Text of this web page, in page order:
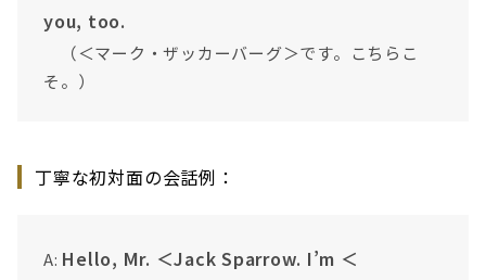
you, too.
（＜マーク・ザッカーバーグ＞です。こちらこ
そ。）
丁寧な初対面の会話例：
A: Hello, Mr. ＜Jack Sparrow. I’m ＜